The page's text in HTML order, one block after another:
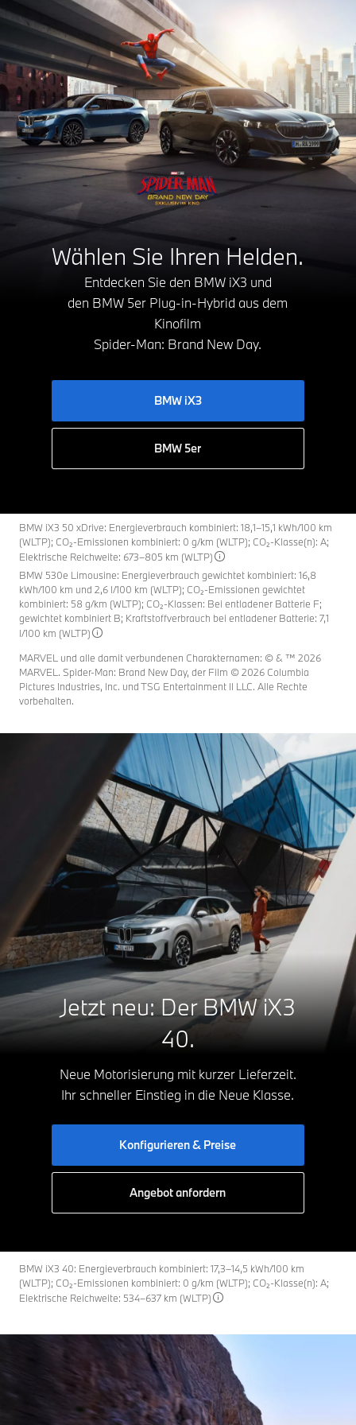
Wählen Sie Ihren Helden.
Entdecken Sie den BMW iX3 und
den BMW 5er Plug-in-Hybrid aus dem
Kinofilm
Spider-Man: Brand New Day.
BMW iX3
BMW 5er
BMW iX3 50 xDrive: Energieverbrauch kombiniert: 18,1–15,1 kWh/100 km
(WLTP); CO₂-Emissionen kombiniert: 0 g/km (WLTP); CO₂-Klasse(n): A;
Elektrische Reichweite: 673–805 km (WLTP)
BMW 530e Limousine: Energieverbrauch gewichtet kombiniert: 16,8
kWh/100 km und 2,6 l/100 km (WLTP); CO₂-Emissionen gewichtet
kombiniert: 58 g/km (WLTP); CO₂-Klassen: Bei entladener Batterie F;
gewichtet kombiniert B; Kraftstoffverbrauch bei entladener Batterie: 7,1
l/100 km (WLTP)
MARVEL und alle damit verbundenen Charakternamen: © & ™ 2026
MARVEL. Spider-Man: Brand New Day, der Film © 2026 Columbia
Pictures Industries, Inc. und TSG Entertainment II LLC. Alle Rechte
vorbehalten.
Jetzt neu: Der BMW iX3
40.
Neue Motorisierung mit kurzer Lieferzeit.
Ihr schneller Einstieg in die Neue Klasse.
Konfigurieren & Preise
Angebot anfordern
BMW iX3 40: Energieverbrauch kombiniert: 17,3–14,5 kWh/100 km
(WLTP); CO₂-Emissionen kombiniert: 0 g/km (WLTP); CO₂-Klasse(n): A;
Elektrische Reichweite: 534–637 km (WLTP)